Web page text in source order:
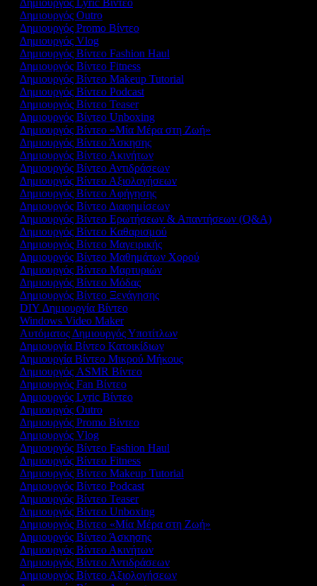
Δημιουργός Lyric Βίντεο
Δημιουργός Outro
Δημιουργός Promo Βίντεο
Δημιουργός Vlog
Δημιουργός Βίντεο Fashion Haul
Δημιουργός Βίντεο Fitness
Δημιουργός Βίντεο Makeup Tutorial
Δημιουργός Βίντεο Podcast
Δημιουργός Βίντεο Teaser
Δημιουργός Βίντεο Unboxing
Δημιουργός Βίντεο «Μία Μέρα στη Ζωή»
Δημιουργός Βίντεο Άσκησης
Δημιουργός Βίντεο Ακινήτων
Δημιουργός Βίντεο Αντιδράσεων
Δημιουργός Βίντεο Αξιολογήσεων
Δημιουργός Βίντεο Αφήγησης
Δημιουργός Βίντεο Διαφημίσεων
Δημιουργός Βίντεο Ερωτήσεων & Απαντήσεων (Q&A)
Δημιουργός Βίντεο Καθαρισμού
Δημιουργός Βίντεο Μαγειρικής
Δημιουργός Βίντεο Μαθημάτων Χορού
Δημιουργός Βίντεο Μαρτυριών
Δημιουργός Βίντεο Μόδας
Δημιουργός Βίντεο Ξενάγησης
DIY Δημιουργία Βίντεο
Windows Video Maker
Αυτόματος Δημιουργός Υποτίτλων
Δημιουργία Βίντεο Κατοικίδιων
Δημιουργία Βίντεο Μικρού Μήκους
Δημιουργός ASMR Βίντεο
Δημιουργός Fan Βίντεο
Δημιουργός Lyric Βίντεο
Δημιουργός Outro
Δημιουργός Promo Βίντεο
Δημιουργός Vlog
Δημιουργός Βίντεο Fashion Haul
Δημιουργός Βίντεο Fitness
Δημιουργός Βίντεο Makeup Tutorial
Δημιουργός Βίντεο Podcast
Δημιουργός Βίντεο Teaser
Δημιουργός Βίντεο Unboxing
Δημιουργός Βίντεο «Μία Μέρα στη Ζωή»
Δημιουργός Βίντεο Άσκησης
Δημιουργός Βίντεο Ακινήτων
Δημιουργός Βίντεο Αντιδράσεων
Δημιουργός Βίντεο Αξιολογήσεων